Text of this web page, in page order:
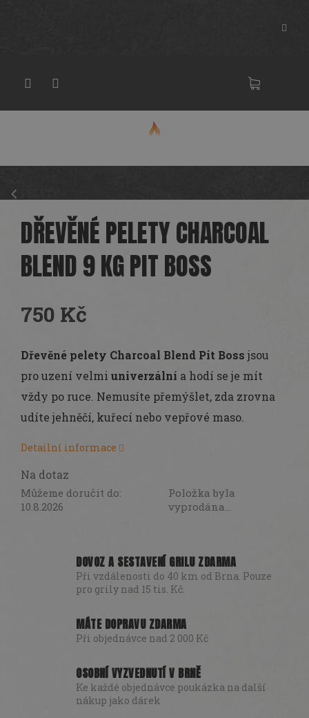
DŘEVĚNÉ PELETY CHARCOAL
BLEND 9 KG PIT BOSS
750 Kč
cena:
Na dotaz
Můžeme doručit do:
10.8.2026
Položka byla
vyprodána…
Dřevěné pelety Charcoal Blend Pit Bossjsou
pro uzení velmi univerzální a hodí se je mít
vždy po ruce. Nemusíte přemýšlet, zda zrovna
udíte jehněčí, kuřecí nebo vepřové maso.
Detailní informace
DOVOZ A SESTAVENÍ GRILU ZDARMA
Při vzdálenosti do 40 km od Brna. Pouze
pro grily nad 15 tis. Kč.
MÁTE DOPRAVU ZDARMA
Při objednávce nad 2 000 Kč
OSOBNÍ VYZVEDNUTÍ V BRNĚ
Ke každé objednávce poukázka na další
nákup jako dárek